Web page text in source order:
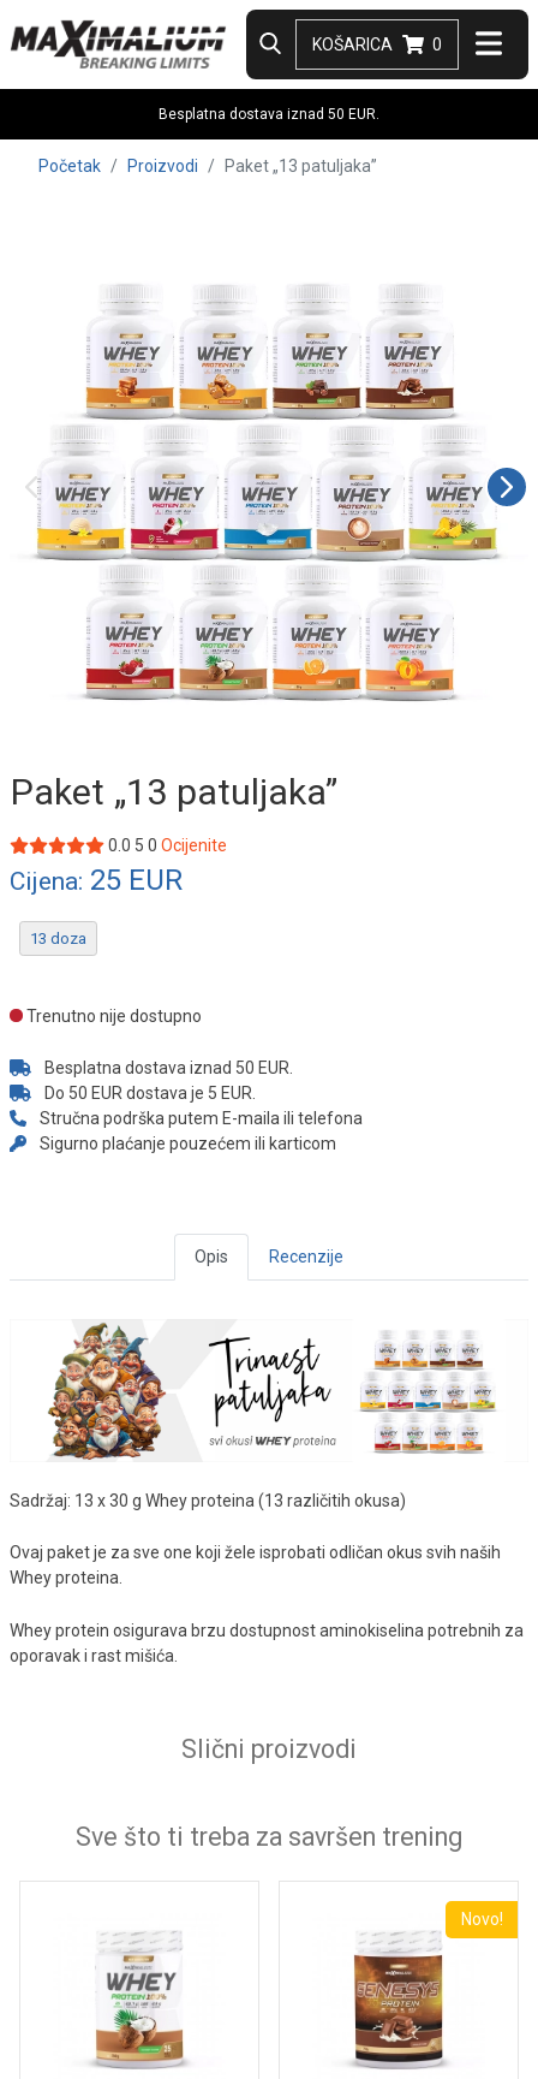
KOŠARICA 0
Besplatna dostava iznad 50 EUR.
Početak Proizvodi Paket „13 patuljaka”
Paket „13 patuljaka”
0.0 5 0 Ocijenite
Cijena: 25 EUR
13 doza
Trenutno nije dostupno
Besplatna dostava iznad 50 EUR.
Do 50 EUR dostava je 5 EUR.
Stručna podrška putem E-maila ili telefona
Sigurno plaćanje pouzećem ili karticom
Opis Recenzije
Sadržaj: 13 x 30 g Whey proteina (13 različitih okusa)
Ovaj paket je za sve one koji žele isprobati odličan okus svih naših
Whey proteina.
Whey protein osigurava brzu dostupnost aminokiselina potrebnih za
oporavak i rast mišića.
Slični proizvodi
Sve što ti treba za savršen trening
Novo!